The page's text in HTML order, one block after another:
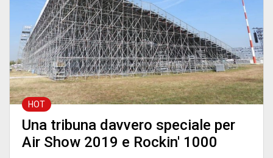
HOT
Una tribuna davvero speciale per
Air Show 2019 e Rockin' 1000